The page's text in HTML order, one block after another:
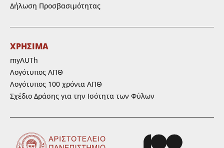
Δήλωση Προσβασιμότητας
ΧΡΗΣΙΜΑ
myAUTh
Λογότυπος ΑΠΘ
Λογότυπος 100 χρόνια ΑΠΘ
Σχέδιο Δράσης για την Ισότητα των Φύλων